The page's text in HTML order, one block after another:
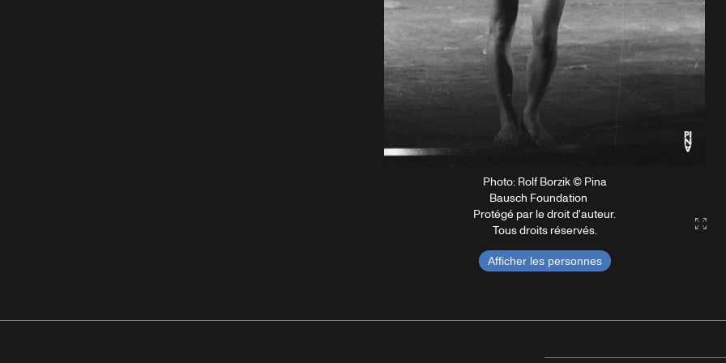
Photo: Rolf Borzik © Pina
Bausch Foundation
Protégé par le droit d'auteur.
Tous droits réservés.
Afficher les personnes